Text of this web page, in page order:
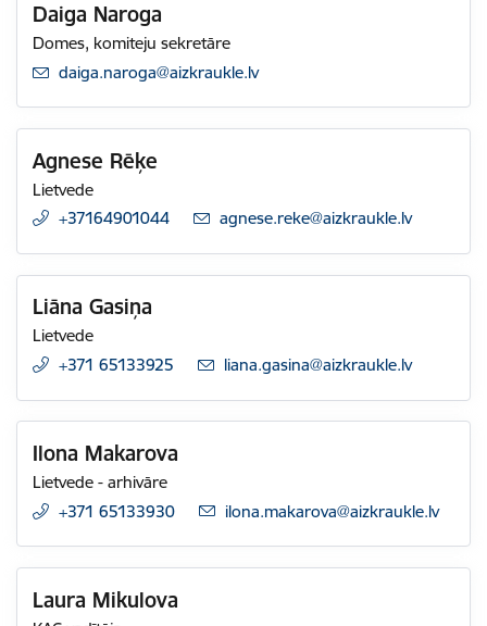
Daiga Naroga
Domes, komiteju sekretāre
E-pasts:
daiga.naroga@aizkraukle.lv
Agnese Rēķe
Lietvede
+37164901044
E-pasts:
agnese.reke@aizkraukle.lv
Liāna Gasiņa
Lietvede
+371 65133925
E-pasts:
liana.gasina@aizkraukle.lv
Ilona Makarova
Lietvede - arhivāre
+371 65133930
E-pasts:
ilona.makarova@aizkraukle.lv
Laura Mikulova